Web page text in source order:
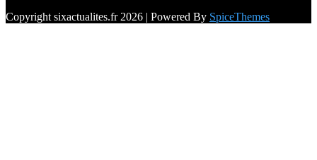
Copyright sixactualites.fr 2026 | Powered By SpiceThemes